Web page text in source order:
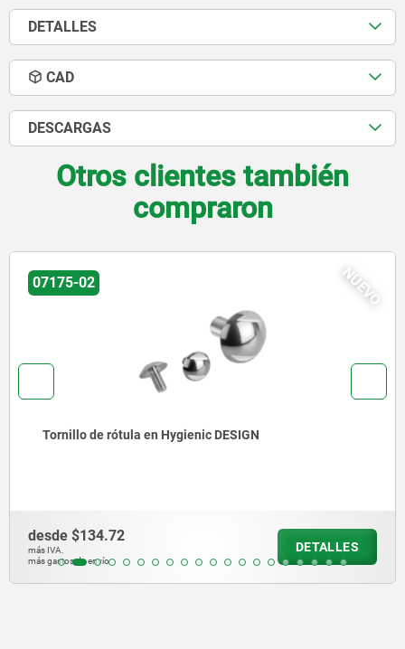
DETALLES
CAD
DESCARGAS
Otros clientes también
compraron
07170-15
Tornillos hexagonales acero inoxidable en DISEÑO
desde$117.68
más gastos de envío
DETALLES